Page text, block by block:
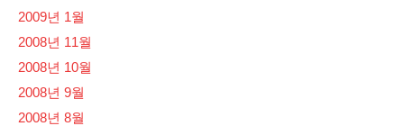
2009년 1월
2008년 11월
2008년 10월
2008년 9월
2008년 8월